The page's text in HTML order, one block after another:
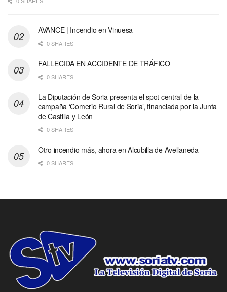
AVANCE | Incendio en Vinuesa
0 SHARES
FALLECIDA EN ACCIDENTE DE TRÁFICO
0 SHARES
La Diputación de Soria presenta el spot central de la
campaña ‘Comerio Rural de Soria’, financiada por la Junta
de Castilla y León
0 SHARES
Otro incendio más, ahora en Alcubilla de Avellaneda
0 SHARES